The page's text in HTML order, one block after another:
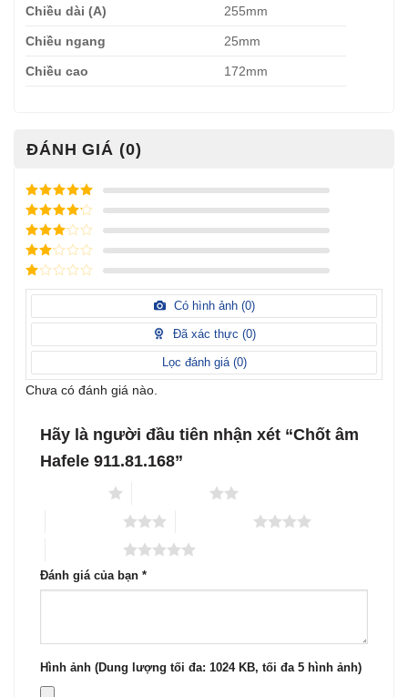
Chiều dài (A) 255mm
Chiều ngang 25mm
Chiều cao 172mm
ĐÁNH GIÁ (0)
Được xếp
hạng
5
5
sao
Được xếp
hạng
4
5
sao
Được
xếp
hạng3
5 sao
Được
hạng
sao
Được
hạng
sao
Có hình ảnh (0)
Đã xác thực (0)
Lọc đánh giá (0)
Chưa có đánh giá nào.
Hãy là người đầu tiên nhận xét “Chốt âm
Hafele 911.81.168”
Đánh giá của bạn *
Hình ảnh (Dung lượng tối đa: 1024 KB, tối đa 5 hình ảnh)